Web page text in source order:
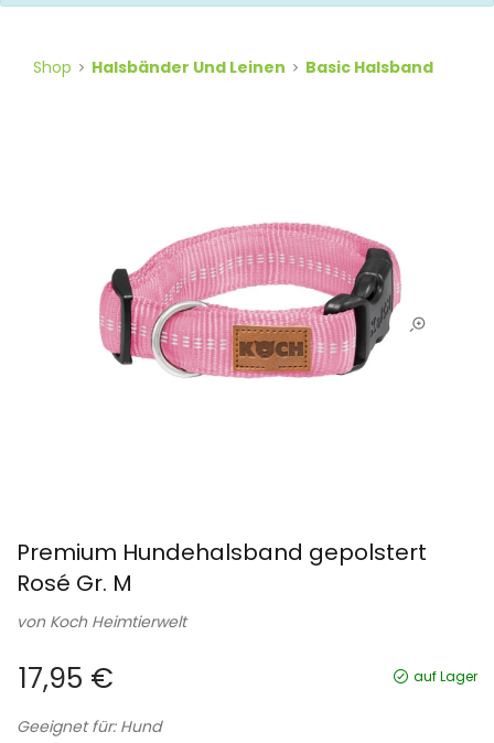
Shop Halsbänder Und Leinen Basic Halsband
Premium Hundehalsband gepolstert
Rosé Gr. M
von Koch Heimtierwelt
17,95 € auf Lager
Geeignet für: Hund